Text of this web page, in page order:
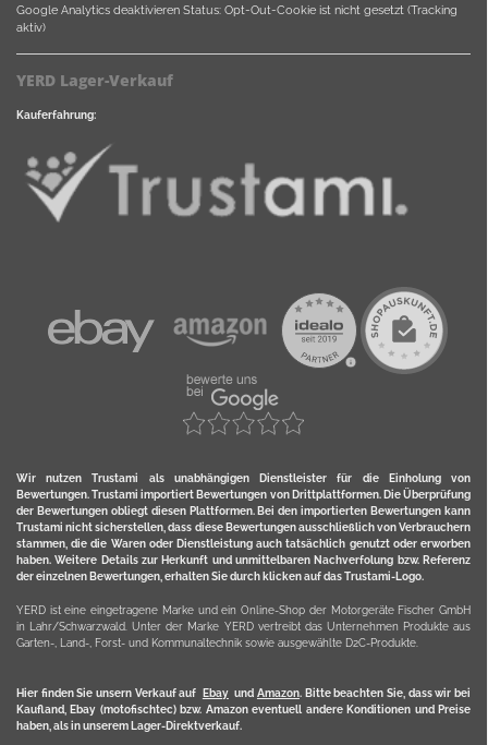
Google Analytics deaktivieren Status: Opt-Out-Cookie ist nicht gesetzt (Tracking
aktiv)
YERD Lager-Verkauf
Kauferfahrung:
Wir nutzen Trustami als unabhängigen Dienstleister für die Einholung von
Bewertungen. Trustami importiert Bewertungen von Drittplattformen. Die Überprüfung
der Bewertungen obliegt diesen Plattformen. Bei den importierten Bewertungen kann
Trustami nicht sicherstellen, dass diese Bewertungen ausschließlich von Verbrauchern
stammen, die die Waren oder Dienstleistung auch tatsächlich genutzt oder erworben
haben. Weitere Details zur Herkunft und unmittelbaren Nachverfolung bzw. Referenz
der einzelnen Bewertungen, erhalten Sie durch klicken auf das Trustami-Logo.
YERD ist eine eingetragene Marke und ein Online-Shop der Motorgeräte Fischer GmbH
in Lahr/Schwarzwald. Unter der Marke YERD vertreibt das Unternehmen Produkte aus
Garten-, Land-, Forst- und Kommunaltechnik sowie ausgewählte D2C-Produkte.
Hier finden Sie unsern Verkauf auf Ebayund Amazon. Bitte beachten Sie, dass wir bei
Kaufland, Ebay (motofischtec) bzw. Amazon eventuell andere Konditionen und Preise
haben, als in unserem Lager-Direktverkauf.